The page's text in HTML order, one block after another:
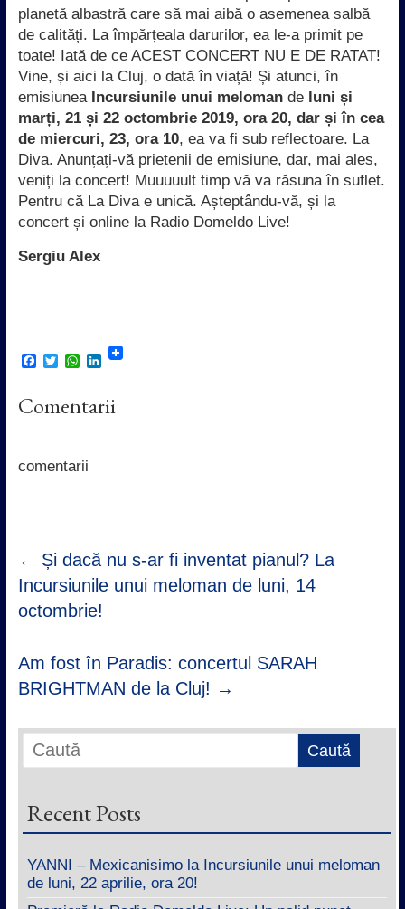
planetă albastră care să mai aibă o asemenea salbă
de calități. La împărțeala darurilor, ea le-a primit pe
toate! Iată de ce ACEST CONCERT NU E DE RATAT!
Vine, și aici la Cluj, o dată în viață! Și atunci, în
emisiunea Incursiunile unui melomandeluni și
marți, 21 și 22 octombrie 2019, ora 20, dar și în cea
de miercuri, 23, ora 10, ea va fi sub reflectoare. La
Diva. Anunțați-vă prietenii de emisiune, dar, mai ales,
veniți la concert! Muuuuult timp vă va răsuna în suflet.
Pentru că La Diva e unică. Așteptându-vă, și la
concert și online la Radio Domeldo Live!
Sergiu Alex
F
e
b
k
T
t
t
W
t
s
p
L
k
e
Comentarii
comentarii
← Și dacă nu s-ar fi inventat pianul? La
Incursiunile unui meloman de luni, 14
octombrie!
Am fost în Paradis: concertul SARAH
BRIGHTMAN de la Cluj! →
Recent Posts
YANNI – Mexicanisimo la Incursiunile unui meloman
de luni, 22 aprilie, ora 20!